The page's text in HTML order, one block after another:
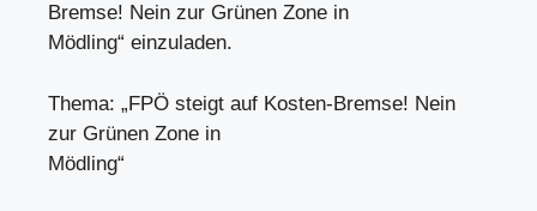
Bremse! Nein zur Grünen Zone in
Mödling“ einzuladen.
Thema: „FPÖ steigt auf Kosten-Bremse! Nein
zur Grünen Zone in
Mödling“